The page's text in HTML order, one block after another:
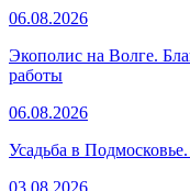
06.08.2026
Экополис на Волге.
работы
06.08.2026
Усадьба в
03.08.2026